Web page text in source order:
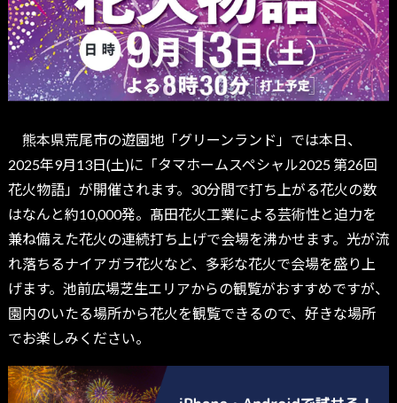
熊本県荒尾市の遊園地「グリーンランド」では本日、
2025年9月13日(土)に「タマホームスペシャル2025 第26回
花火物語」が開催されます。30分間で打ち上がる花火の数
はなんと約10,000発。髙田花火工業による芸術性と迫力を
兼ね備えた花火の連続打ち上げで会場を沸かせます。光が流
れ落ちるナイアガラ花火など、多彩な花火で会場を盛り上
げます。池前広場芝生エリアからの観覧がおすすめですが、
園内のいたる場所から花火を観覧できるので、好きな場所
でお楽しみください。